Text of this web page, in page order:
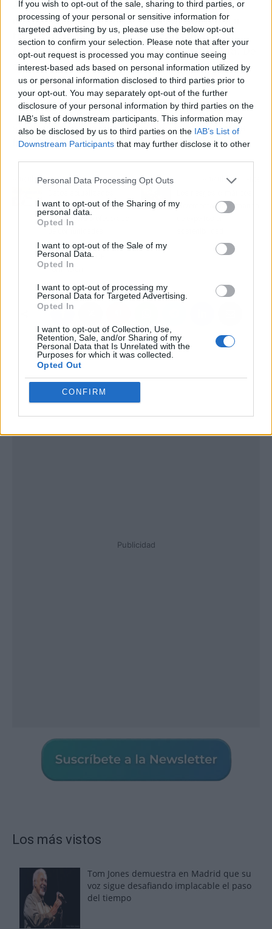
If you wish to opt-out of the sale, sharing to third parties, or
processing of your personal or sensitive information for
targeted advertising by us, please use the below opt-out
section to confirm your selection. Please note that after your
opt-out request is processed you may continue seeing
interest-based ads based on personal information utilized by
us or personal information disclosed to third parties prior to
your opt-out. You may separately opt-out of the further
disclosure of your personal information by third parties on the
IAB’s list of downstream participants. This information may
also be disclosed by us to third parties on the IAB’s List of
Downstream Participants that may further disclose it to other
Personal Data Processing Opt Outs
I want to opt-out of the Sharing of my
personal data.
Opted In
I want to opt-out of the Sale of my
Personal Data.
Opted In
I want to opt-out of processing my
Personal Data for Targeted Advertising.
Opted In
I want to opt-out of Collection, Use,
Retention, Sale, and/or Sharing of my
Personal Data that Is Unrelated with the
Purposes for which it was collected.
Opted Out
CONFIRM
Asimismo, cuentan con unequipo de buceo
dispuesto a sumergirse para dar solución a
través de la verificación cercana de las
tuberías,sin necesidad de vaciar la piscina. De
esa manera se obtiene detalle del sumidero, el
vaso y el limpia fondo.
Con la respuesta inmediata del sistema en
asistencia que ofrece Telefuga ,laatención es
las 24 horas lo 365 días del año.
Artículo anterior
sobre las bolsas de
trabajo para profesorado
autónomas distintas, de
la mano de AFOE
Formación
Artículo siguiente
incrementan la demanda
Publicidad
Los más vistos
Tom Jones demuestra en Madrid que su
voz sigue desafiando implacable el paso
del tiempo